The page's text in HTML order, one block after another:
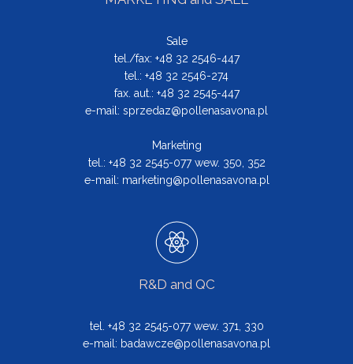
Sale
tel./fax: +48 32 2546-447
tel.: +48 32 2546-274
fax. aut.: +48 32 2545-447
e-mail: sprzedaz@pollenasavona.pl
Marketing
tel.: +48 32 2545-077 wew. 350, 352
e-mail: marketing@pollenasavona.pl
R&D and QC
tel. +48 32 2545-077 wew. 371, 330
e-mail: badawcze@pollenasavona.pl